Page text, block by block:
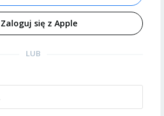
Zaloguj się z Apple
LUB